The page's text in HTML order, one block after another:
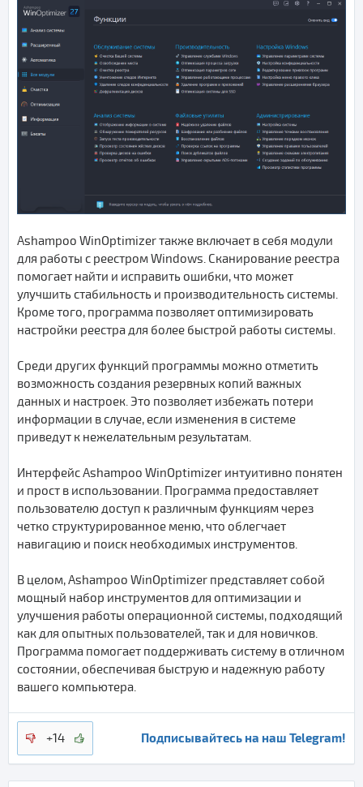
Ashampoo WinOptimizer также включает в себя модули
для работы с реестром Windows. Сканирование реестра
помогает найти и исправить ошибки, что может
улучшить стабильность и производительность системы.
Кроме того, программа позволяет оптимизировать
настройки реестра для более быстрой работы системы.
Среди других функций программы можно отметить
возможность создания резервных копий важных
данных и настроек. Это позволяет избежать потери
информации в случае, если изменения в системе
приведут к нежелательным результатам.
Интерфейс Ashampoo WinOptimizer интуитивно понятен
и прост в использовании. Программа предоставляет
пользователю доступ к различным функциям через
четко структурированное меню, что облегчает
навигацию и поиск необходимых инструментов.
В целом, Ashampoo WinOptimizer представляет собой
мощный набор инструментов для оптимизации и
улучшения работы операционной системы, подходящий
как для опытных пользователей, так и для новичков.
Программа помогает поддерживать систему в отличном
состоянии, обеспечивая быструю и надежную работу
вашего компьютера.
+14 Подписывайтесь на наш Telegram!